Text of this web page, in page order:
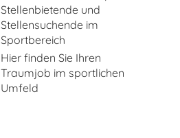
Stellenbietende und
Stellensuchende im
Sportbereich
Hier finden Sie Ihren
Traumjob im sportlichen
Umfeld